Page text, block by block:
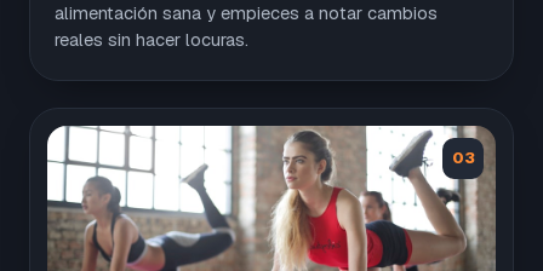
alimentación sana y empieces a notar cambios
reales sin hacer locuras.
03